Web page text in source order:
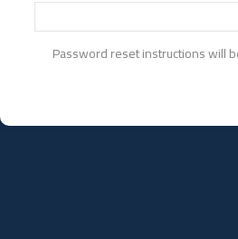
Password reset instructions will